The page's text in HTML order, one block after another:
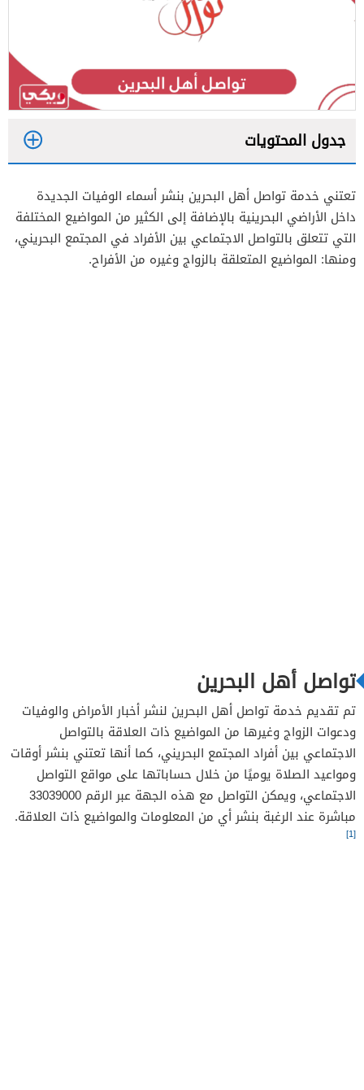
جدول المحتويات
2
تعتني خدمة تواصل أهل البحرين بنشر أسماء الوفيات الجديدة
داخل الأراضي البحرينية بالإضافة إلى الكثير من المواضيع المختلفة
التي تتعلق بالتواصل الاجتماعي بين الأفراد في المجتمع البحريني،
ومنها: المواضيع المتعلقة بالزواج وغيره من الأفراح.
تواصل أهل البحرين
تم تقديم خدمة تواصل أهل البحرين لنشر أخبار الأمراض والوفيات
ودعوات الزواج وغيرها من المواضيع ذات العلاقة بالتواصل
الاجتماعي بين أفراد المجتمع البحريني، كما أنها تعتني بنشر أوقات
ومواعيد الصلاة يوميًا من خلال حساباتها على مواقع التواصل
الاجتماعي، ويمكن التواصل مع هذه الجهة عبر الرقم 33039000
مباشرة عند الرغبة بنشر أي من المعلومات والمواضيع ذات العلاقة.
[1]